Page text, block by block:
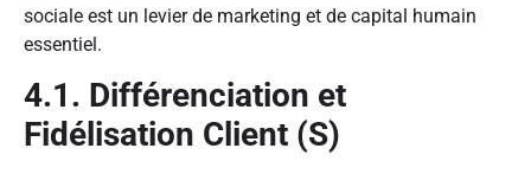
sociale est un levier de marketing et de capital humain
essentiel.
4.1. Différenciation et
Fidélisation Client (S)